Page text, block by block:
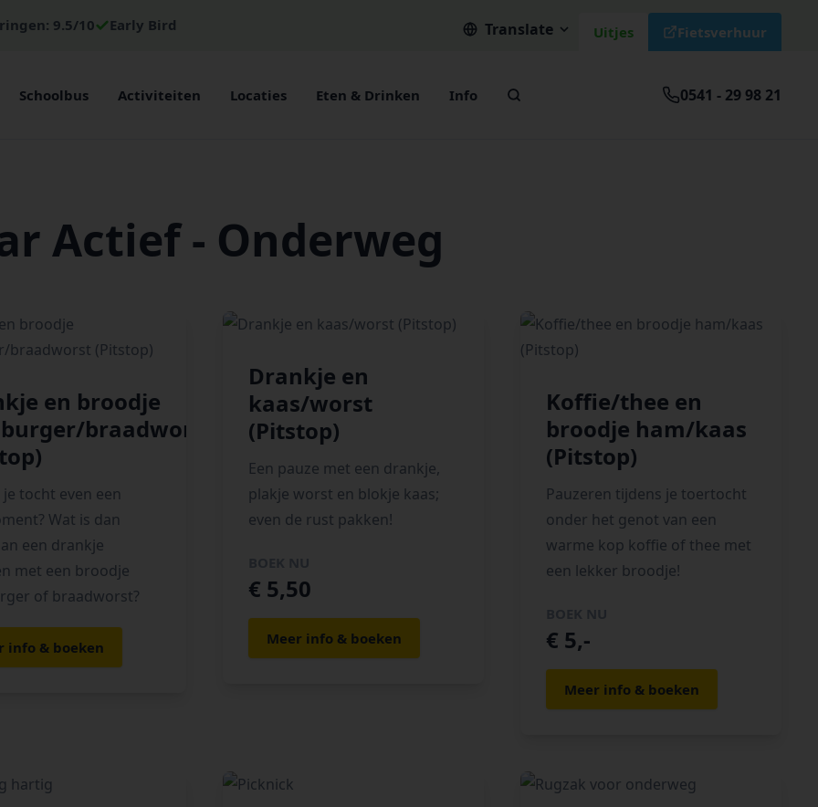
9.5/10 Early Bird Translate Uitjes Fietsverhuur
Schoolbus Activiteiten Locaties Eten & Drinken Info 0541 - 29 98 21
Actief - Onderweg
en broodje
braadworst
tocht even een
Wat is dan
een drankje
met een broodje
of braadworst?
info & boeken
Drankje en
kaas/worst
(Pitstop)
Een pauze met een drankje,
plakje worst en blokje kaas;
even de rust pakken!
€ 5,50
Meer info & boeken
Koffie/thee en
broodje ham/kaas
(Pitstop)
Pauzeren tijdens je toertocht
onder het genot van een
warme kop koffie of thee met
een lekker broodje!
€ 5,-
Meer info & boeken